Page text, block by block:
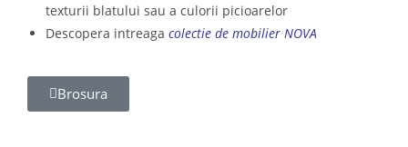
texturii blatului sau a culorii picioarelor
Descopera intreaga colectie de mobilier NOVA
Brosura